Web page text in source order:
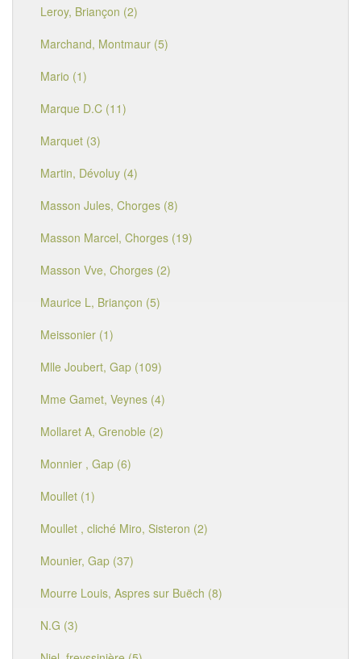
Leroy, Briançon (2)
Marchand, Montmaur (5)
Mario (1)
Marque D.C (11)
Marquet (3)
Martin, Dévoluy (4)
Masson Jules, Chorges (8)
Masson Marcel, Chorges (19)
Masson Vve, Chorges (2)
Maurice L, Briançon (5)
Meissonier (1)
Mlle Joubert, Gap (109)
Mme Gamet, Veynes (4)
Mollaret A, Grenoble (2)
Monnier , Gap (6)
Moullet (1)
Moullet , cliché Miro, Sisteron (2)
Mounier, Gap (37)
Mourre Louis, Aspres sur Buëch (8)
N.G (3)